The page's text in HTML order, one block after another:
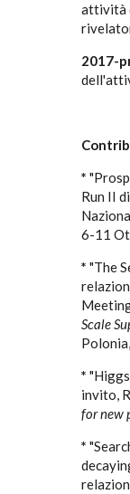
attività
2017-
*
Run II
6-11
* "The
Scale
* "Higgs
invito,
for new
*